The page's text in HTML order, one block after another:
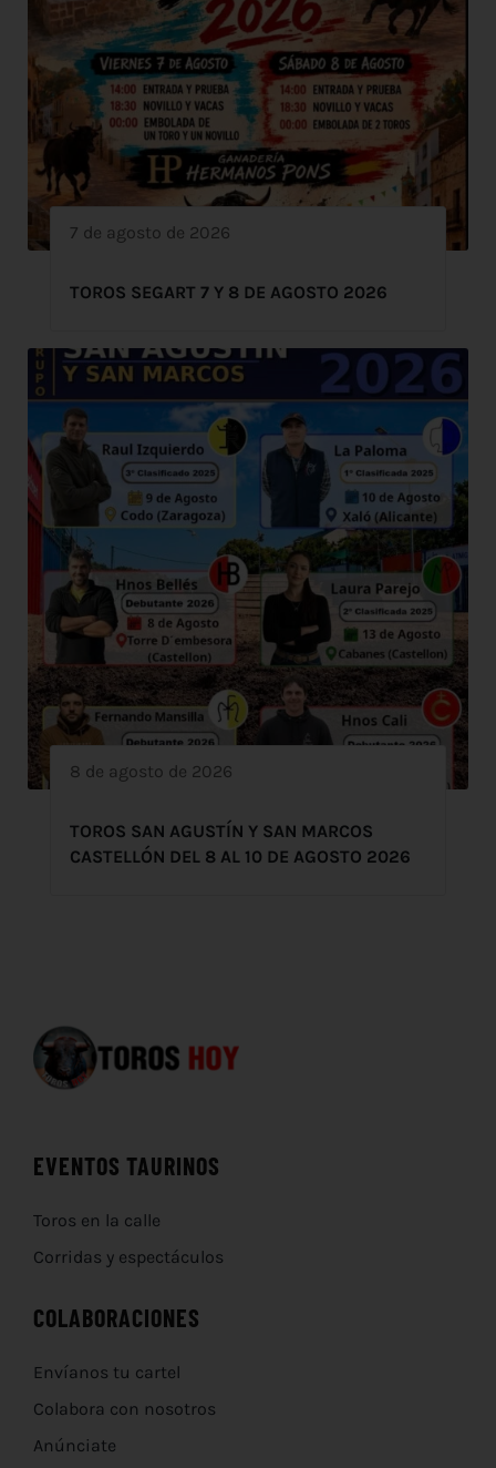
7 de agosto de 2026
TOROS SEGART 7 Y 8 DE AGOSTO 2026
8 de agosto de 2026
TOROS SAN AGUSTÍN Y SAN MARCOS
CASTELLÓN DEL 8 AL 10 DE AGOSTO 2026
EVENTOS TAURINOS
Toros en la calle
Corridas y espectáculos
COLABORACIONES
Envíanos tu cartel
Colabora con nosotros
Anúnciate